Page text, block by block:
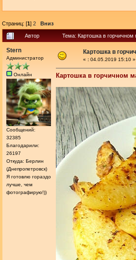
Страниц: [1] 2 Вниз
Автор Тема: Картошка в
Stern
Администратор
Онлайн
Сообщений:
32385
Благодарили:
26197
Откуда: Берлин
(Днепропетровск)
Я готовлю гораздо
лучше, чем
фотографирую!))
Картошка в
« : 04.05.2019 15:10 »
Картошка в горчичном